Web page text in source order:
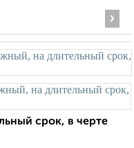
›
срок, в черте